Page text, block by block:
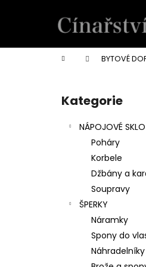
Domů BYTOVÉ
Přeskočit
kategorie
Kategorie
NÁPOJOVÉ SKLO
Poháry
Korbele
Džbány a
Soupravy
ŠPERKY
Náramky
Spony do
Náhradelníky
í
Zpět
do
Zpět
do